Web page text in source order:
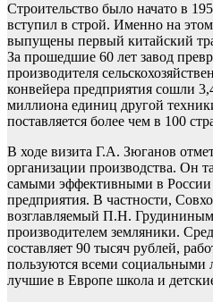
Строительство было начато в
вступил в строй. Именно на
выпущены первый китайский
За прошедшие 60 лет завод
производителя
конвейера предприятия сошли
миллиона единиц другой
поставляется более чем в 100
В ходе визита Г.А. Зюганов
организации производства. Он
самыми эффективными в России
предприятия. В частности,
возглавляемый П.Н.
производителем земляники.
составляет 90 тысяч рублей,
пользуются всеми социальными
лучшие в Европе школа и